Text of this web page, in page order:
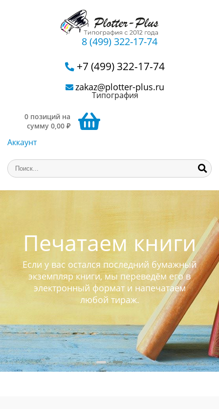
8 (499) 322-17-74
+7 (499) 322-17-74
zakaz@plotter-plus.ru
Типография
0 позиций на
сумму 0,00 ₽
Аккаунт
Печатаем книги
Если у вас остался последний бумажный
экземпляр книги, мы переведём его в
электронный формат и напечатаем
любой тираж.